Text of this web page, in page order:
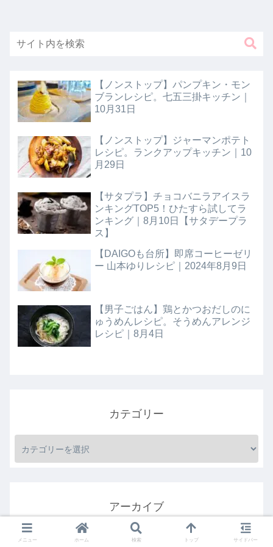
【ノンストップ】パンプキン・モン
ブランレシピ。七五三掛キッチン｜
10月31日
【ノンストップ】ジャーマンポテト
レシピ。ランクアップキッチン｜10
月29日
【サタプラ】チョコバニラアイスラ
ンキングTOP5！ひたすら試してラ
ンキング｜8月10日【サタデープラ
ス】
【DAIGOも台所】即席コーヒーゼリ
ー 山本ゆりレシピ｜2024年8月9日
【男子ごはん】鶏とかつおだしのに
ゅうめんレシピ。そうめんアレンジ
レシピ｜8月4日
カテゴリー
アーカイブ
メニュー ホーム 検索 トップ サイドバー